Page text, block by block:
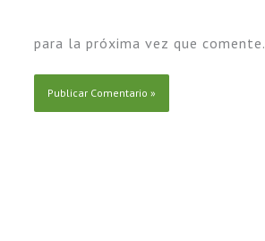
para la próxima vez que comente.